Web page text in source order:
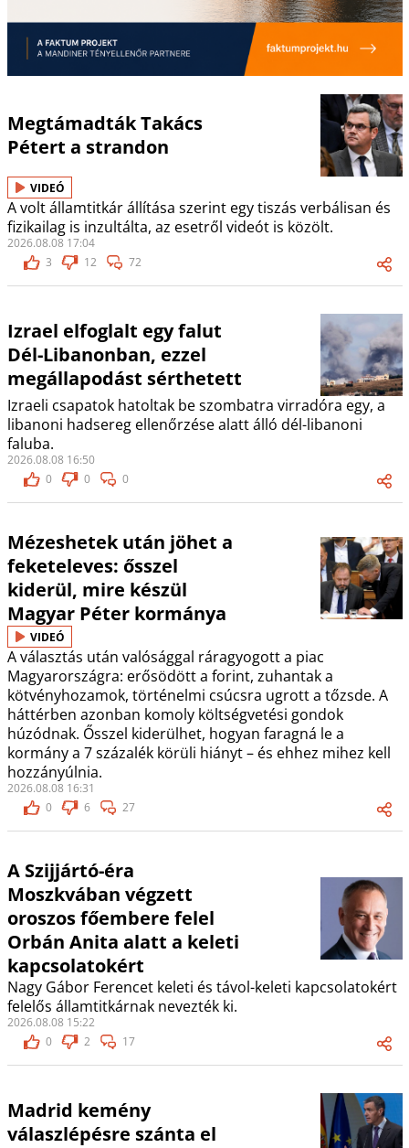
Megtámadták Takács
Pétert a strandon
VIDEÓ
A volt államtitkár állítása szerint egy tiszás verbálisan és
fizikailag is inzultálta, az esetről videót is közölt.
2026.08.08 17:04
3
12 72
Izrael elfoglalt egy falut
Dél-Libanonban, ezzel
megállapodást sérthetett
Izraeli csapatok hatoltak be szombatra virradóra egy, a
libanoni hadsereg ellenőrzése alatt álló dél-libanoni
faluba.
2026.08.08 16:50
0
0 0
Mézeshetek után jöhet a
feketeleves: ősszel
kiderül, mire készül
Magyar Péter kormánya
VIDEÓ
A választás után valósággal ráragyogott a piac
Magyarországra: erősödött a forint, zuhantak a
kötvényhozamok, történelmi csúcsra ugrott a tőzsde. A
háttérben azonban komoly költségvetési gondok
húzódnak. Ősszel kiderülhet, hogyan faragná le a
kormány a 7 százalék körüli hiányt – és ehhez mihez kell
hozzányúlnia.
2026.08.08 16:31
0
6 27
A Szijjártó-éra
Moszkvában végzett
oroszos főembere felel
Orbán Anita alatt a keleti
kapcsolatokért
Nagy Gábor Ferencet keleti és távol-keleti kapcsolatokért
felelős államtitkárnak nevezték ki.
2026.08.08 15:22
0
2 17
Madrid kemény
válaszlépésre szánta el